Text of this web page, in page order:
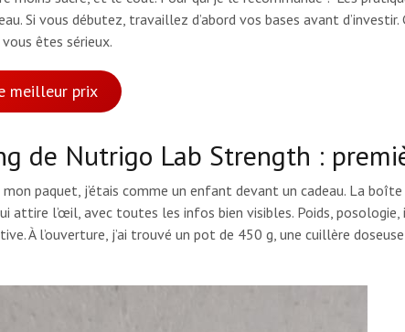
Si vous débutez, travaillez d’abord vos bases avant
êtes sérieux.
meilleur prix
de Nutrigo Lab Strength :
mon paquet, j’étais comme un enfant devant un cadeau. La
attire l’œil, avec toutes les infos bien visibles. Poids,
À l’ouverture, j’ai trouvé un pot de 450 g, une cuillère